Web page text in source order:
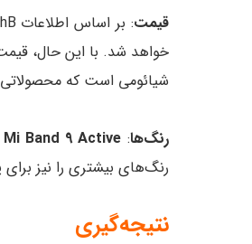
قیمت: بر اساس اطلاعات YTechB،
خواهد شد. با این حال،
شیائومی است که محصولاتی
رنگ‌ها:
Mi Band 9 Active
رنگ‌های بیشتری را نیز برای
نتیجه‌گیری